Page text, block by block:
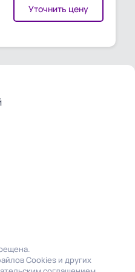
Уточнить цену
Cookies и других